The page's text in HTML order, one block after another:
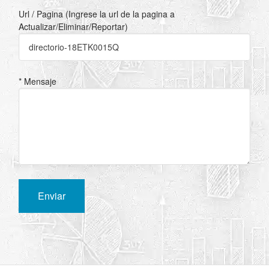
Url / Pagina (Ingrese la url de la pagina a
Actualizar/Eliminar/Reportar)
* Mensaje
Enviar